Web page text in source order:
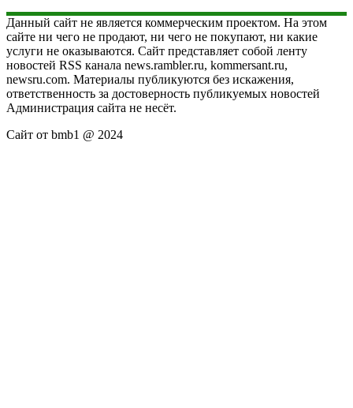
Данный сайт не является коммерческим проектом. На этом
сайте ни чего не продают, ни чего не покупают, ни какие
услуги не оказываются. Сайт представляет собой ленту
новостей RSS канала news.rambler.ru, kommersant.ru,
newsru.com. Материалы публикуются без искажения,
ответственность за достоверность публикуемых новостей
Администрация сайта не несёт.
Сайт от bmb1 @ 2024